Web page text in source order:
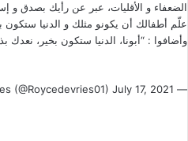
الضعفاء و الأقليات، عبر عن رأيك بصدق و
علّم أطفالك أن يكونو مثلك و الدنيا ستكون
وأضافوا : “أبونا، الدنيا ستكون بخير، نعدك
— Royce de Vries (@Roycedevries01)
July 17, 2021